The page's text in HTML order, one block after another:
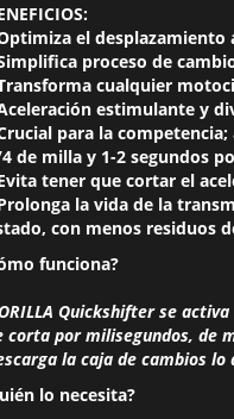
el desplazamiento
proceso de
cualquier
estimulante y
para la
de milla y 1-2 segundos
tener que cortar el
la vida de la
con menos residuos
funciona?
Quickshifter se
corta por milisegundos, de
la caja de cambios
lo necesita?